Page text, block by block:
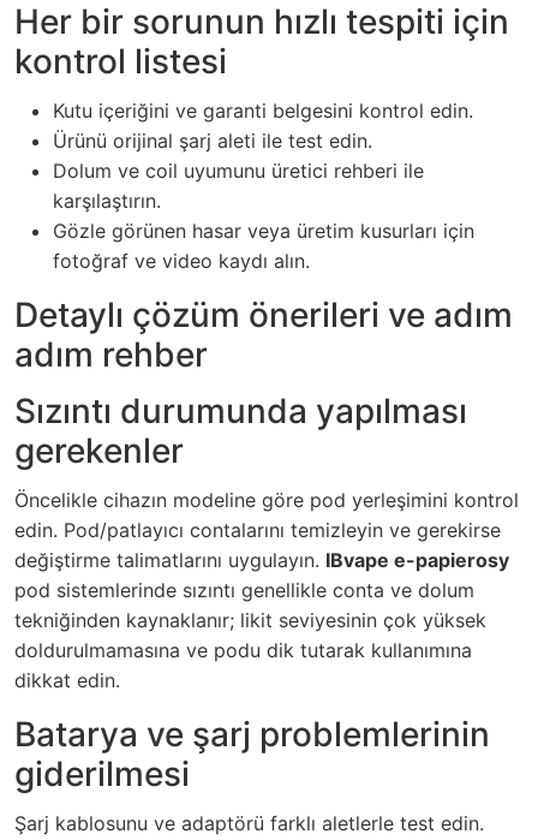
Her bir sorunun hızlı tespiti için
kontrol listesi
Kutu içeriğini ve garanti belgesini kontrol edin.
Ürünü orijinal şarj aleti ile test edin.
Dolum ve coil uyumunu üretici rehberi ile
karşılaştırın.
Gözle görünen hasar veya üretim kusurları için
fotoğraf ve video kaydı alın.
Detaylı çözüm önerileri ve adım
adım rehber
Sızıntı durumunda yapılması
gerekenler
Öncelikle cihazın modeline göre pod yerleşimini kontrol
edin. Pod/patlayıcı contalarını temizleyin ve gerekirse
değiştirme talimatlarını uygulayın. IBvape e-papierosy
pod sistemlerinde sızıntı genellikle conta ve dolum
tekniğinden kaynaklanır; likit seviyesinin çok yüksek
doldurulmamasına ve podu dik tutarak kullanımına
dikkat edin.
Batarya ve şarj problemlerinin
giderilmesi
Şarj kablosunu ve adaptörü farklı aletlerle test edin.